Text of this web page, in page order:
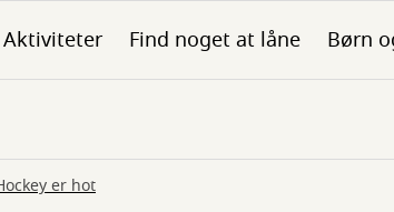
Aktiviteter Find noget at låne Børn
er hot